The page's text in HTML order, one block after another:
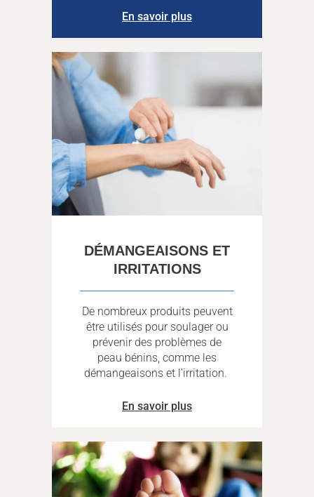
En savoir plus
DÉMANGEAISONS ET
IRRITATIONS
De nombreux produits peuvent
être utilisés pour soulager ou
prévenir des problèmes de
peau bénins, comme les
démangeaisons et l’irritation.
En savoir plus